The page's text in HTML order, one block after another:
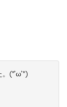
(*’ω’*)